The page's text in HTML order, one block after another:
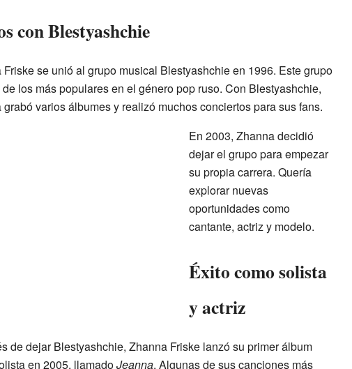
con Blestyashchie
Friske se unió al grupo musical Blestyashchie en 1996. Este grupo
los más populares en el género pop ruso. Con Blestyashchie,
grabó varios álbumes y realizó muchos conciertos para sus fans.
En 2003, Zhanna decidió
dejar el grupo para empezar
su propia carrera. Quería
explorar nuevas
oportunidades como
cantante, actriz y modelo.
Éxito como solista
y actriz
de dejar Blestyashchie, Zhanna Friske lanzó su primer álbum
en 2005, llamadoJeanna. Algunas de sus canciones más